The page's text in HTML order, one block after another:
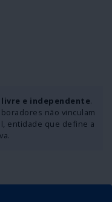
e independente.
não vinculam
entidade que define a